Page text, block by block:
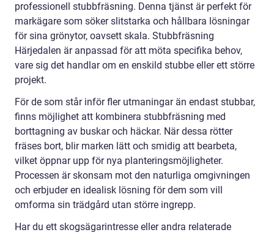
professionell stubbfräsning. Denna tjänst är perfekt för
markägare som söker slitstarka och hållbara lösningar
för sina grönytor, oavsett skala. Stubbfräsning
Härjedalen är anpassad för att möta specifika behov,
vare sig det handlar om en enskild stubbe eller ett större
projekt.
För de som står inför fler utmaningar än endast stubbar,
finns möjlighet att kombinera stubbfräsning med
borttagning av buskar och häckar. När dessa rötter
fräses bort, blir marken lätt och smidig att bearbeta,
vilket öppnar upp för nya planteringsmöjligheter.
Processen är skonsam mot den naturliga omgivningen
och erbjuder en idealisk lösning för dem som vill
omforma sin trädgård utan större ingrepp.
Har du ett skogsägarintresse eller andra relaterade